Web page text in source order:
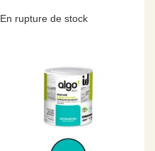
En rupture de stock